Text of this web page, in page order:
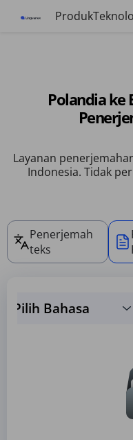
Produk
Polandia ke
Layanan
Indonesia. Tidak
Penerjemah
teks
Pilih Bahasa